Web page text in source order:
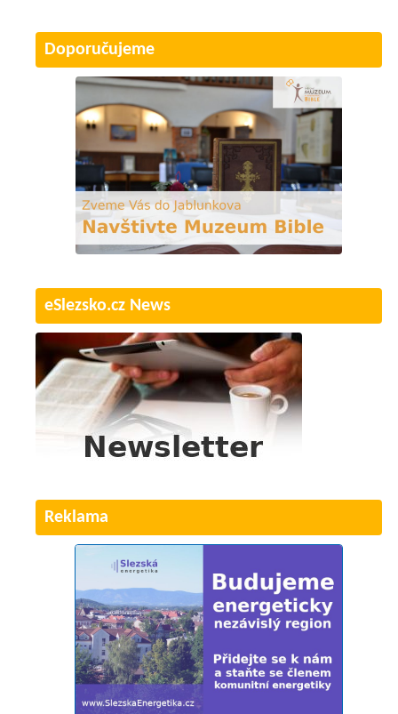
Doporučujeme
eSlezsko.cz News
Reklama